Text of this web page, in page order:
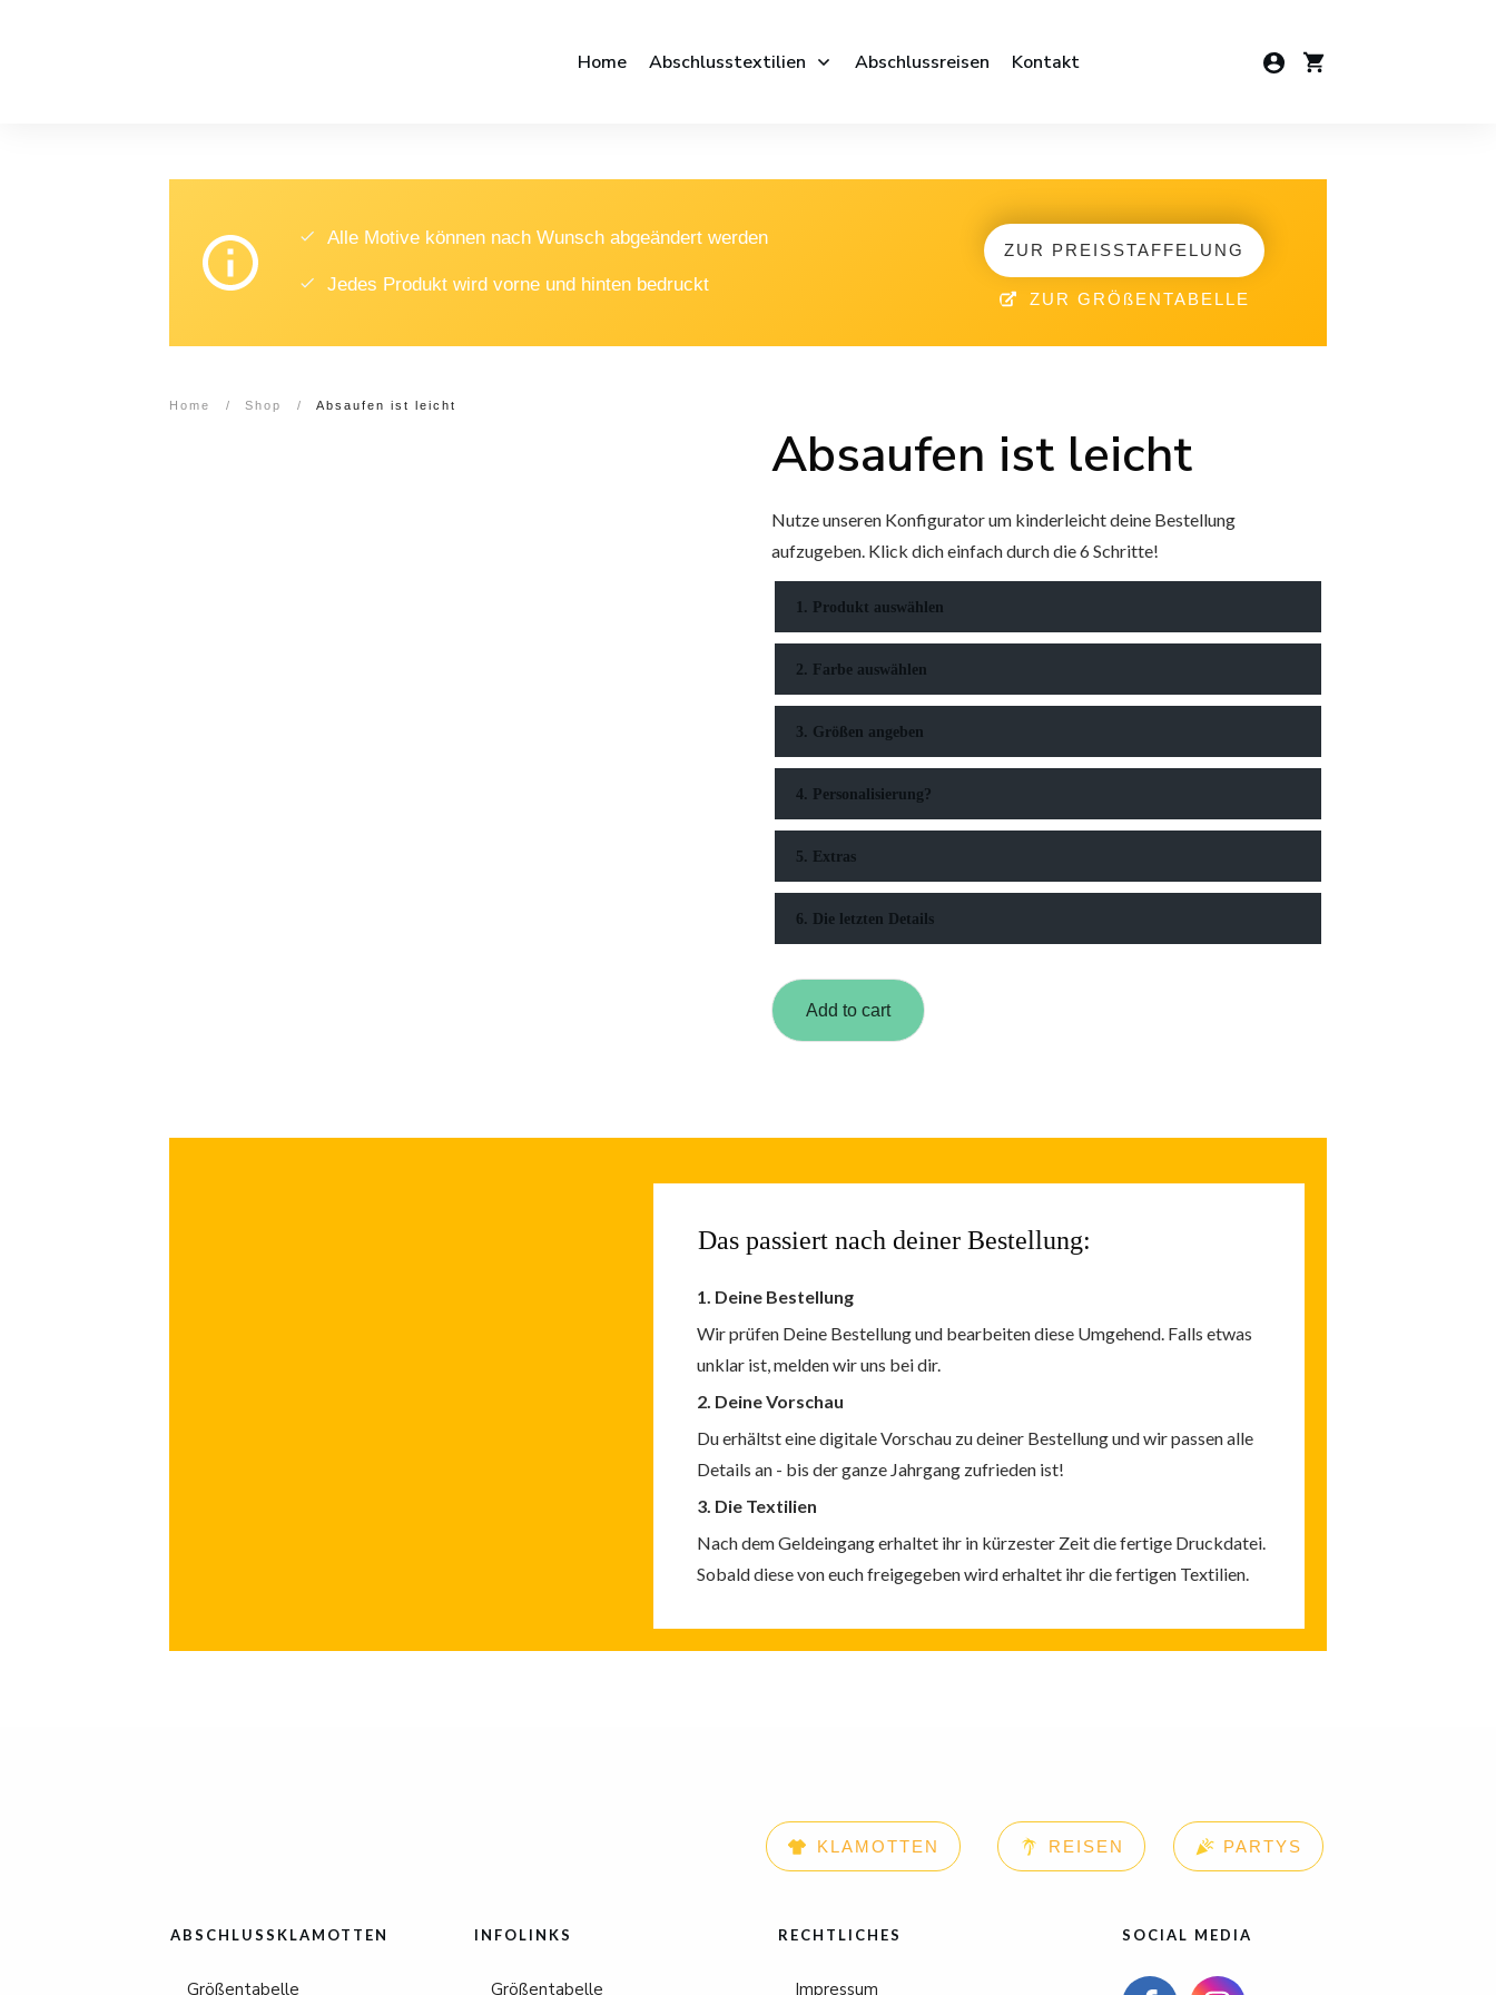
Home Abschlusstextilien Abschlussreisen Kontakt
Alle Motive können nach Wunsch abgeändert werden
Jedes Produkt wird vorne und hinten bedruckt
ZUR PREISSTAFFELUNG
ZUR GRÖßENTABELLE
Home / Shop / Absaufen ist leicht
Absaufen ist leicht
Nutze unseren Konfigurator um kinderleicht deine Bestellung
aufzugeben. Klick dich einfach durch die 6 Schritte!
1. Produkt auswählen
2. Farbe auswählen
3. Größen angeben
4. Personalisierung?
5. Extras
6. Die letzten Details
Add to cart
Das passiertnach deiner Bestellung:
1. Deine Bestellung
Wir prüfen Deine Bestellung und bearbeiten diese Umgehend. Falls etwas
unklar ist, melden wir uns bei dir.
2. Deine Vorschau
Du erhältst eine digitale Vorschau zu deiner Bestellung und wir passen alle
Details an - bis der ganze Jahrgang zufrieden ist!
3. Die Textilien
Nach dem Geldeingang erhaltet ihr in kürzester Zeit die fertige Druckdatei.
Sobald diese von euch freigegeben wird erhaltet ihr die fertigen Textilien.
KLAMOTTEN REISEN PARTYS
ABSCHLUSSKLAMOTTEN
Größentabelle
INFOLINKS
Größentabelle
RECHTLICHES
Impressum
SOCIAL MEDIA